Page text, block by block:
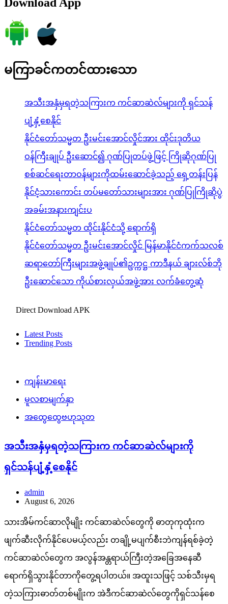
မကြာခင်ကတင်ထားသော
အသီးအနှံမှရတဲ့သကြားက ကင်ဆာဆဲလ်များကို ရှင်သန်
ပျံ့နှံ့စေနိုင်
နိုင်ငံတော်သမ္မတ ဦးမင်းအောင်လှိုင်အား ထိုင်းဒုတိယ
ဝန်ကြီးချုပ် ဦးဆောင်၍ ဂုဏ်ပြုတပ်ဖွဲ့ဖြင့် ကြိုဆိုဂုဏ်ပြု
စစ်ဆင်ရေးတာဝန်များကိုထမ်းဆောင်ခဲ့သည့် ရှေ့တန်းပြန်
နိုင်ငံ့သားကောင်း တပ်မတော်သားများအား ဂုဏ်ပြုကြိုဆိုပွဲ
အခမ်းအနားကျင်းပ
နိုင်ငံတော်သမ္မတ ထိုင်းနိုင်ငံသို့ ရောက်ရှိ
နိုင်ငံတော်သမ္မတ ဦးမင်းအောင်လှိုင် မြန်မာနိုင်ငံကက်သလစ်
ဆရာတော်ကြီးများအဖွဲ့ချုပ်၏ဥက္ကဋ္ဌ ကာဒီနယ် ချားလ်စ်ဘို
ဦးဆောင်သော ကိုယ်စားလှယ်အဖွဲ့အား လက်ခံတွေ့ဆုံ
Direct Download APK
Latest Posts
Trending Posts
ကျန်းမာရေး
မူလစာမျက်နှာ
အထွေထွေဗဟုသုတ
အသီးအနှံမှရတဲ့သကြားက ကင်ဆာဆဲလ်များကို
ရှင်သန်ပျံ့နှံ့စေနိုင်
admin
August 6, 2026
သားအိမ်ကင်ဆာလိုမျိုး ကင်ဆာဆဲလ်တွေကို ဓာတုကုထုံးက
ဖျက်ဆီးလိုက်နိုင်ပေမယ့်လည်း တချို့မပျက်စီးဘဲကျန်ရစ်ခဲ့တဲ့
ကင်ဆာဆဲလ်တွေက အလွန်အန္တရာယ်ကြီးတဲ့အခြေအနေဆီ
ရောက်ရှိသွားနိုင်တာကိုတွေ့ရပါတယ်။ အထူးသဖြင့် သစ်သီးမှရ
တဲ့သကြားဓာတ်တစ်မျိုးက အဲဒီကင်ဆာဆဲလ်တွေကိုရှင်သန်စေ